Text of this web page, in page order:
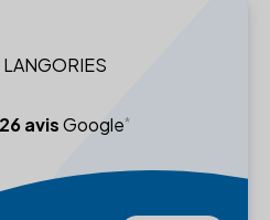
LANGORIES
26 avisGoogle